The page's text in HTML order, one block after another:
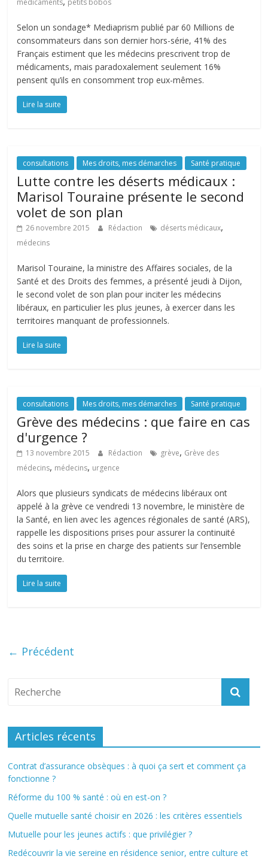
médicaments petits bobos
Selon un sondage* Mediaprism publié par 60 Millions de
consommateurs dans son dernier hors-série, 41% des
Français estiment que les médecins prescrivent trop de
médicaments, mais paradoxalement seulement 16%
pensent qu’ils en consomment trop eux-mêmes.
Lire la suite
consultations Mes droits, mes démarches Santé pratique
Lutte contre les déserts médicaux :
Marisol Touraine présente le second
volet de son plan
26 novembre 2015 Rédaction déserts médicaux,
médecins
Marisol Touraine, la ministre des Affaires sociales, de la
Santé et des Droits des femmes, a présenté jeudi à Dijon,
le second volet de son plan pour inciter les médecins
libéraux, en particulier les plus jeunes, à exercer dans les
territoires manquant de professionnels.
Lire la suite
consultations Mes droits, mes démarches Santé pratique
Grève des médecins : que faire en cas
d'urgence ?
13 novembre 2015 Rédaction grève, Grève des
médecins, médecins, urgence
Alors que plusieurs syndicats de médecins libéraux ont
appelé à la grève ce vendredi 13 novembre, le ministère de
la Santé, en lien avec les agences régionales de santé (ARS),
rappelle les dispositions prises pour assurer la continuité
des soins et la prise en charge des patients sur l’ensemble
du territoire.
Lire la suite
← Précédent
Articles récents
Contrat d’assurance obsèques : à quoi ça sert et comment ça
fonctionne ?
Réforme du 100 % santé : où en est-on ?
Quelle mutuelle santé choisir en 2026 : les critères essentiels
Mutuelle pour les jeunes actifs : que privilégier ?
Redécouvrir la vie sereine en résidence senior, entre culture et